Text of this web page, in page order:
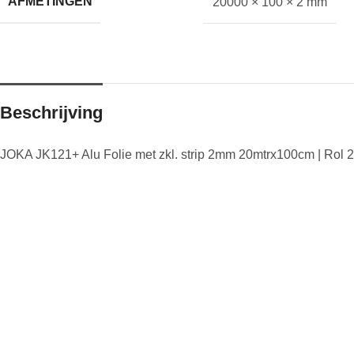
Beschrijving
JOKA JK121+ Alu Folie met zkl. strip 2mm 20mtrx100cm | Rol